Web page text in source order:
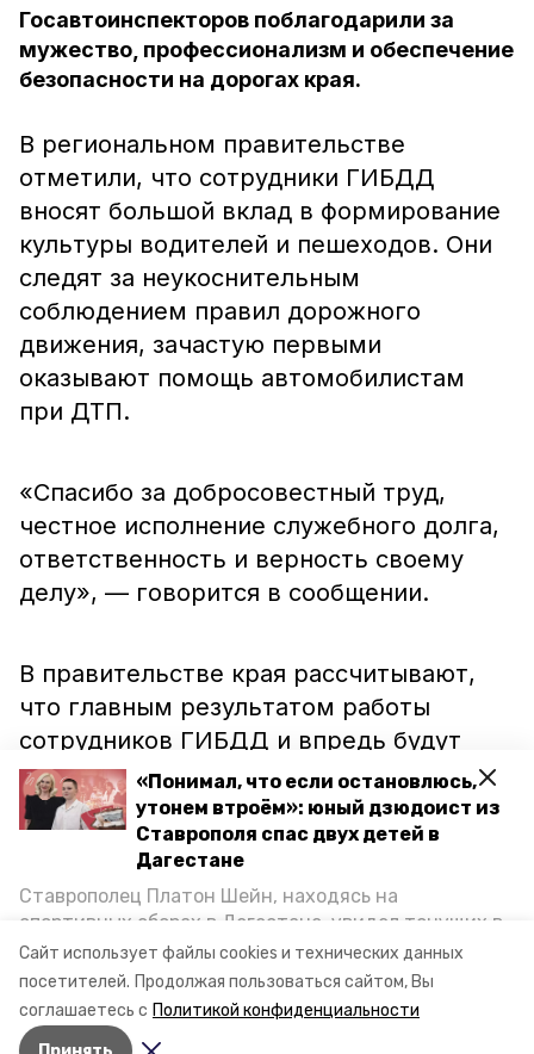
Сайт использует файлы cookies и технических данных
посетителей. Продолжая пользоваться сайтом, Вы
соглашаетесь с Политикой конфиденциальности
«Понимал, что если остановлюсь,
утонем втроём»: юный дзюдоист из
Ставрополя спас двух детей в
Дагестане
Ставрополец Платон Шейн, находясь на
спортивных сборах в Дегестане, увидел тонущих в
Каспийском море детей и бросился на помощь. По
возвращении домой, отважного мальчика
пригласили в министерство образования края и
наградили. Корреспондент «Победы26» пообщался
Госавтоинспекторов поблагодарили за
мужество, профессионализм и обеспечение
безопасности на дорогах края.
В региональном правительстве
отметили, что сотрудники ГИБДД
вносят большой вклад в формирование
культуры водителей и пешеходов. Они
следят за неукоснительным
соблюдением правил дорожного
движения, зачастую первыми
оказывают помощь автомобилистам
при ДТП.
«Спасибо за добросовестный труд,
честное исполнение служебного долга,
ответственность и верность своему
делу», — говорится в сообщении.
В правительстве края рассчитывают,
что главным результатом работы
сотрудников ГИБДД и впредь будут
снижение аварийности, спасённые
жизни людей. Инспекторам пожелали
крепкого здоровья, тепла, семейного
благополучия и новых успехов.
Напомним, ранее с профессиональным
праздникомпоздравилисоциальных
работников Ставрополья.